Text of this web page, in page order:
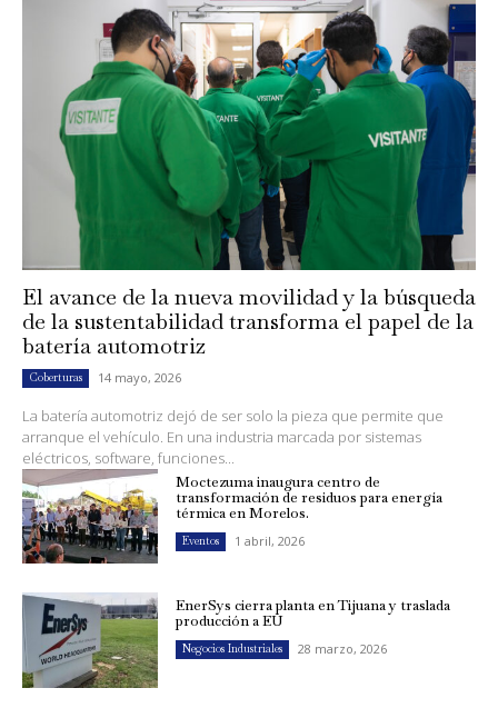
El avance de la nueva movilidad y la búsqueda
de la sustentabilidad transforma el papel de la
batería automotriz
Coberturas 14 mayo, 2026
La batería automotriz dejó de ser solo la pieza que permite que
arranque el vehículo. En una industria marcada por sistemas
eléctricos, software, funciones...
Moctezuma inaugura centro de
transformación de residuos para energía
térmica en Morelos.
Eventos 1 abril, 2026
EnerSys cierra planta en Tijuana y traslada
producción a EU
Negocios Industriales 28 marzo, 2026